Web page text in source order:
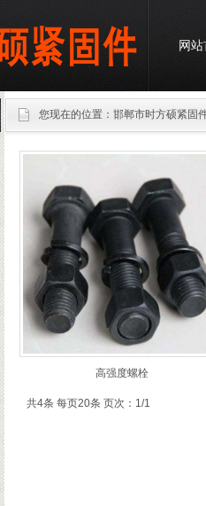
网
您现在的位置： 邯郸市时方硕紧固
高强度螺栓
共4条 每页20条 页次：1/1